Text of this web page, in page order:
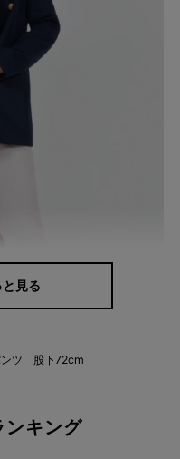
見る
ンツ 股下72cm
ンキング